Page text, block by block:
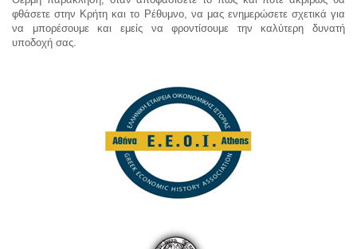
φθάσετε στην Κρήτη και το Ρέθυμνο, να μας ενημερώσετε σχετικά για
να μπορέσουμε και εμείς να φροντίσουμε την καλύτερη δυνατή
υποδοχή σας.